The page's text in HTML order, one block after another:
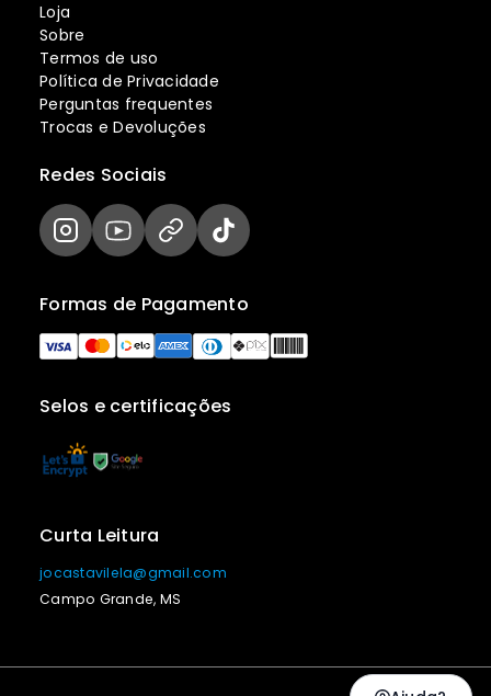
Loja
Sobre
Termos de uso
Política de Privacidade
Perguntas frequentes
Trocas e Devoluções
Selos e certificações
Formas de Pagamento
Redes Sociais
Curta Leitura
jocastavilela@gmail.com
Campo Grande, MS